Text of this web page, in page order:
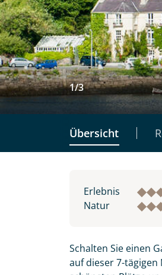
1/3
Übersicht
Erlebnis
Natur
Schalten Sie einen
auf dieser 7-